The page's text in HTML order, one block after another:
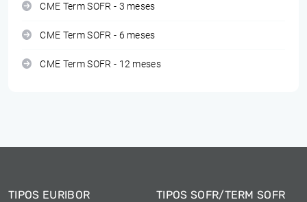
CME Term SOFR - 3 meses
CME Term SOFR - 6 meses
CME Term SOFR - 12 meses
TIPOS EURIBOR TIPOS SOFR/TERM SOFR